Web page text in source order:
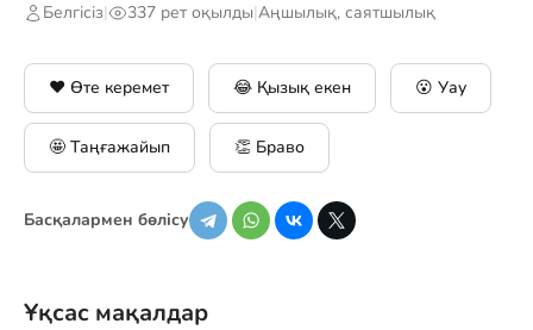
Белгісіз| 337 рет оқылды|Аңшылық, саятшылық
❤️ Өте керемет 😂 Қызық екен 😮 Уау
🤩 Таңғажайып 👏 Браво
Басқалармен бөлісу
Ұқсас мақалдар